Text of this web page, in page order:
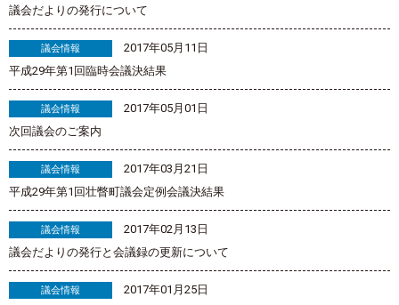
議会だよりの発行について
議会情報
2017年05月11日
平成29年第1回臨時会議決結果
議会情報
2017年05月01日
次回議会のご案内
議会情報
2017年03月21日
平成29年第1回壮瞥町議会定例会議決結果
議会情報
2017年02月13日
議会だよりの発行と会議録の更新について
議会情報
2017年01月25日